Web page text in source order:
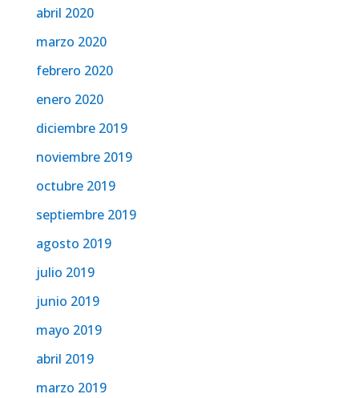
abril 2020
marzo 2020
febrero 2020
enero 2020
diciembre 2019
noviembre 2019
octubre 2019
septiembre 2019
agosto 2019
julio 2019
junio 2019
mayo 2019
abril 2019
marzo 2019